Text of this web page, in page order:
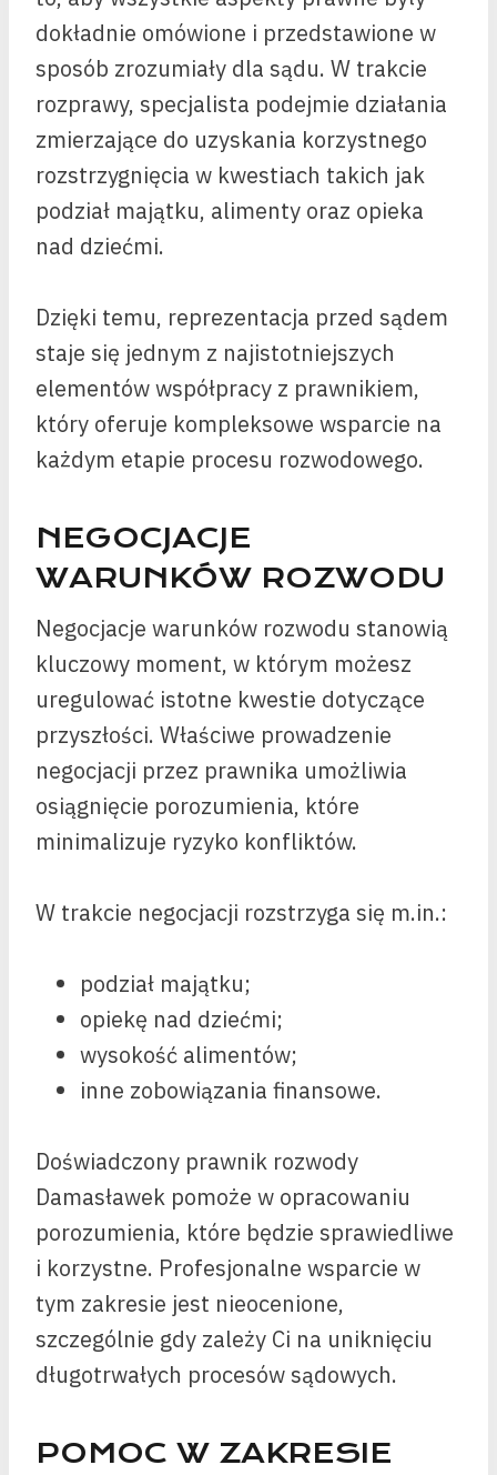
dokładnie omówione i przedstawione w
sposób zrozumiały dla sądu. W trakcie
rozprawy, specjalista podejmie działania
zmierzające do uzyskania korzystnego
rozstrzygnięcia w kwestiach takich jak
podział majątku, alimenty oraz opieka
nad dziećmi.
Dzięki temu, reprezentacja przed sądem
staje się jednym z najistotniejszych
elementów współpracy z prawnikiem,
który oferuje kompleksowe wsparcie na
każdym etapie procesu rozwodowego.
NEGOCJACJE
WARUNKÓW ROZWODU
Negocjacje warunków rozwodu stanowią
kluczowy moment, w którym możesz
uregulować istotne kwestie dotyczące
przyszłości. Właściwe prowadzenie
negocjacji przez prawnika umożliwia
osiągnięcie porozumienia, które
minimalizuje ryzyko konfliktów.
W trakcie negocjacji rozstrzyga się m.in.:
podział majątku;
opiekę nad dziećmi;
wysokość alimentów;
inne zobowiązania finansowe.
Doświadczony prawnik rozwody
Damasławek pomoże w opracowaniu
porozumienia, które będzie sprawiedliwe
i korzystne. Profesjonalne wsparcie w
tym zakresie jest nieocenione,
szczególnie gdy zależy Ci na uniknięciu
długotrwałych procesów sądowych.
POMOC W ZAKRESIE